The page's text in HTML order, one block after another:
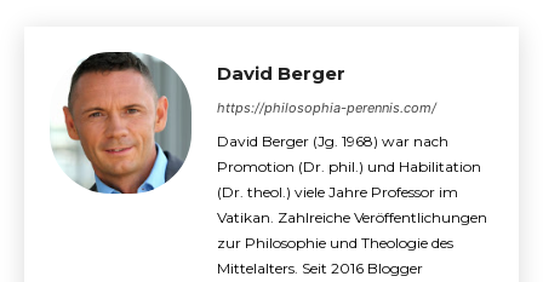
David Berger
https://philosophia-perennis.com/
David Berger (Jg. 1968) war nach
Promotion (Dr. phil.) und Habilitation
(Dr. theol.) viele Jahre Professor im
Vatikan. Zahlreiche Veröffentlichungen
zur Philosophie und Theologie des
Mittelalters. Seit 2016 Blogger